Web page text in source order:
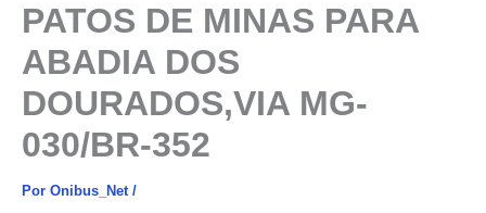
PATOS DE MINAS PARA
ABADIA DOS
DOURADOS,VIA MG-
030/BR-352
Por Onibus_Net /